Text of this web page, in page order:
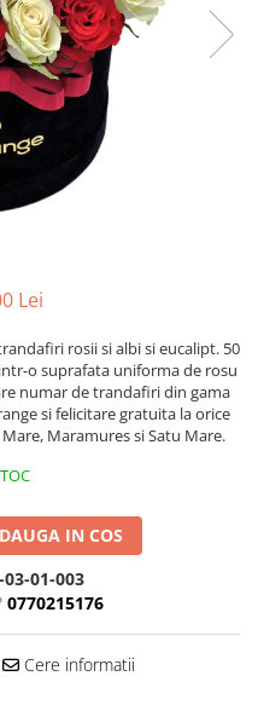
Lei
rosii si albi si eucalipt. 50
o suprafata uniforma de rosu
numar de trandafiri din gama
si felicitare gratuita la orice
Maramures si Satu Mare.
IN COS
03-01-003
0770215176
Cere informatii